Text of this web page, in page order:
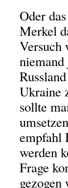
Oder
Merkel
Versuch
Ukraine
sollte
empfahl
werden
Frage